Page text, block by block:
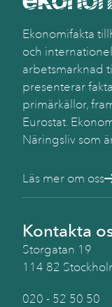
Ekonomifakta
och
arbetsmarknad
presenterar
primärkällor,
Eurostat.
Näringsliv som
Läs mer om oss
Kontakta
Storgatan 19
114 82
020 - 52 50 50